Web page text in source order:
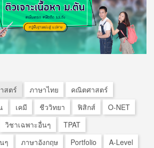
สตร์ ภาษาไทย
คณิตศาสตร์
เคมี ชีววิทยา ฟิสิกส์
O-NET
วิชาเฉพาะอื่นๆ
TPAT
ๆ
ภาษาอังกฤษ Portfolio
A-Level